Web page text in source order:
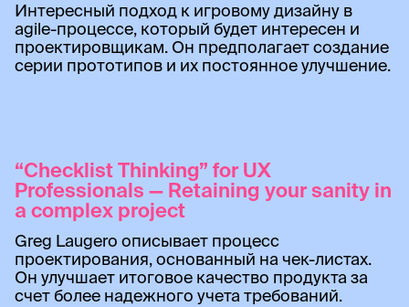
Интересный подход к игровому дизайну в
agile-процессе, который будет интересен и
проектировщикам. Он предполагает создание
серии прототипов и их постоянное улучшение.
“Checklist Thinking” for UX
Professionals — Retaining your sanity in
a complex project
Greg Laugero описывает процесс
проектирования, основанный на чек-листах.
Он улучшает итоговое качество продукта за
счет более надежного учета требований.